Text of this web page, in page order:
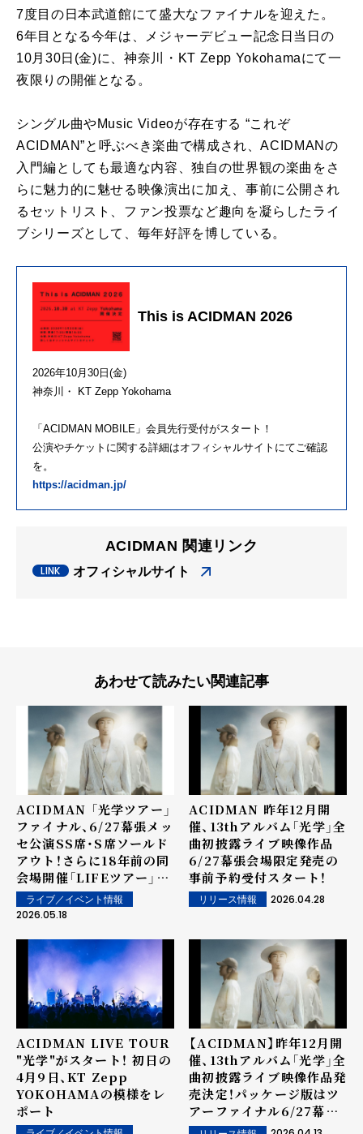
7度目の日本武道館にて盛大なファイナルを迎えた。
6年目となる今年は、メジャーデビュー記念日当日の
10月30日(金)に、神奈川・KT Zepp Yokohamaにて一
夜限りの開催となる。
シングル曲やMusic Videoが存在する “これぞ
ACIDMAN”と呼ぶべき楽曲で構成され、ACIDMANの
入門編としても最適な内容、独自の世界観の楽曲をさ
らに魅力的に魅せる映像演出に加え、事前に公開され
るセットリスト、ファン投票など趣向を凝らしたライ
ブシリーズとして、毎年好評を博している。
This is ACIDMAN 2026
2026年10月30日(金)
神奈川・ KT Zepp Yokohama
「ACIDMAN MOBILE」会員先行受付がスタート！
公演やチケットに関する詳細はオフィシャルサイトにてご確認
を。
https://acidman.jp/
ACIDMAN 関連リンク
オフィシャルサイト
あわせて読みたい関連記事
ACIDMAN 「光学ツアー」
ファイナル、6/27幕張メッ
セ公演SS席・S席ソールド
アウト！さらに18年前の同
会場開催「LIFEツアー」ラ
イブ映像を無料公開！
ライブ／イベント情報
2026.05.18
ACIDMAN 昨年12月開
催、13thアルバム「光学」全
曲初披露ライブ映像作品
6/27幕張会場限定発売の
事前予約受付スタート！
リリース情報 2026.04.28
ACIDMAN LIVE TOUR
"光学"がスタート！ 初日の
4月9日、KT Zepp
YOKOHAMAの模様をレ
ポート
【ACIDMAN】昨年12月開
催、13thアルバム「光学」全
曲初披露ライブ映像作品発
売決定！パッケージ版はツ
アーファイナル6/27幕張
会場限定発売